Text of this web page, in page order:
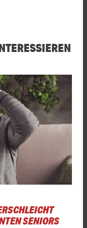
S
SENIORS